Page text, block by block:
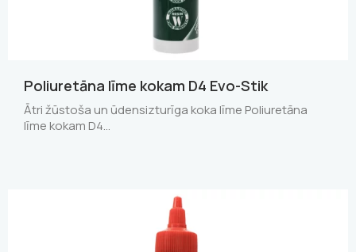
Poliuretāna līme kokam D4 Evo-Stik
Ātri žūstoša un ūdensizturīga koka līme Poliuretāna
līme kokam D4…